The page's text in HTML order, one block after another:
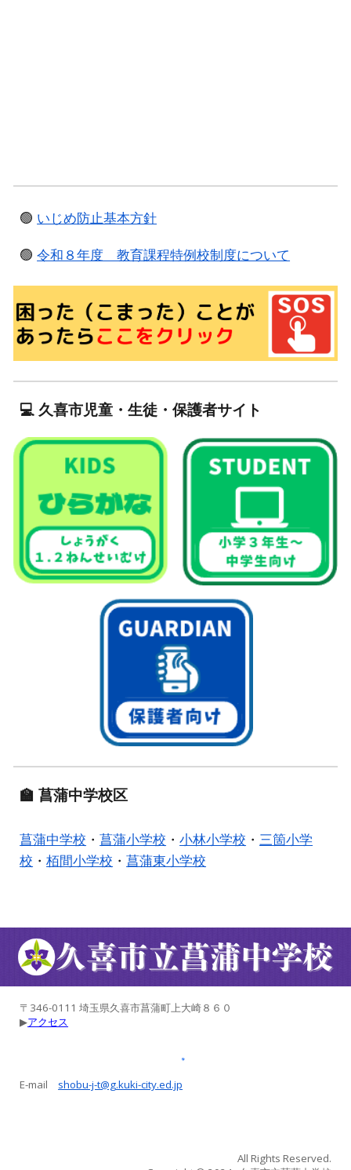
🟢 いじめ防止基本方針
🟢令和８年度 教育課程特例校制度について
💻 久喜市児童・生徒・保護者サイト
🏫 菖蒲中学校区
菖蒲中学校 ・菖蒲小学校 ・小林小学校 ・三箇小学
校 ・栢間小学校 ・菖蒲東小学校
〒346-0111 埼玉県久喜市菖蒲町上大崎８６０
▶︎アクセス
E-mail shobu-j-t@g.kuki-city.ed.jp
All Rights Reserved.